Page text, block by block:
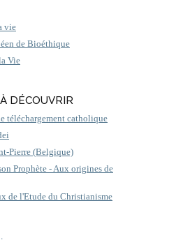
vie
de Bioéthique
Vie
DÉCOUVRIR
téléchargement catholique
Pierre (Belgique)
Prophète - Aux origines de
de l'Etude du Christianisme